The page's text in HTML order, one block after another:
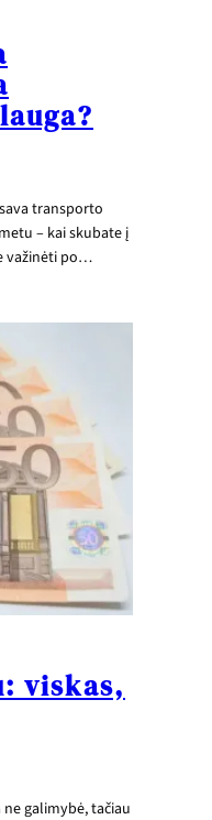
transporto
– kai skubate į
važinėti po…
viskas,
galimybė, tačiau